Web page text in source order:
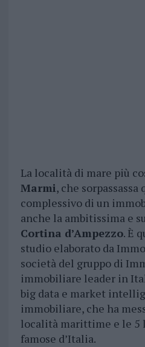
La località di mare più
Marmi, che sorpassassa
complessivo di un
anche la ambitissima e
Cortina d’Ampezzo. È
studio elaborato da
società del gruppo di
immobiliare leader in
big data e market
immobiliare, che ha
località marittime e le 5
famose d’Italia.